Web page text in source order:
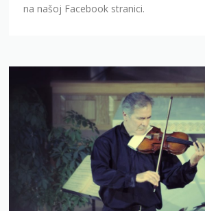
na našoj Facebook stranici.